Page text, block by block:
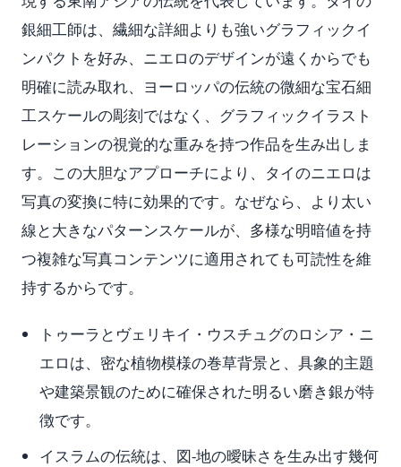
銀細工師は、繊細な詳細よりも強いグラフィックイ
ンパクトを好み、ニエロのデザインが遠くからでも
明確に読み取れ、ヨーロッパの伝統の微細な宝石細
工スケールの彫刻ではなく、グラフィックイラスト
レーションの視覚的な重みを持つ作品を生み出しま
す。この大胆なアプローチにより、タイのニエロは
写真の変換に特に効果的です。なぜなら、より太い
線と大きなパターンスケールが、多様な明暗値を持
つ複雑な写真コンテンツに適用されても可読性を維
持するからです。
トゥーラとヴェリキイ・ウスチュグのロシア・ニ
エロは、密な植物模様の巻草背景と、具象的主題
や建築景観のために確保された明るい磨き銀が特
徴です。
イスラムの伝統は、図-地の曖昧さを生み出す幾何